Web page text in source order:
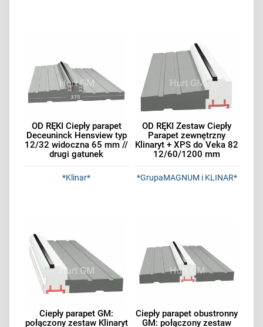
OD RĘKI Ciepły parapet
Deceuninck Hensview typ
12/32 widoczna 65 mm //
drugi gatunek
*Klinar*
OD RĘKI Zestaw Ciepły
Parapet zewnętrzny
Klinaryt + XPS do Veka 82
12/60/1200 mm
*GrupaMAGNUM i KLINAR*
Ciepły parapet GM:
połączony zestaw Klinaryt
Ciepły parapet obustronny
GM: połączony zestaw